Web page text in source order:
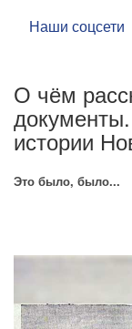
Наши соцсети
О чём
истории
Это было, было...